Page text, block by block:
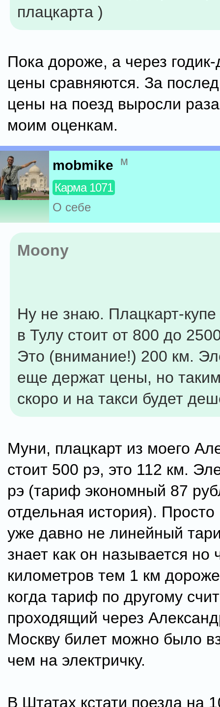
плацкарта )
Пока дороже, а через годик-
цены сравняются. За
цены на поезд выросли
моим оценкам.
mobmike м
Карма 1071
О себе
Moony
Ну не знаю. Плацкарт-
в Тулу стоит от 800 до
Это (внимание!) 200 км.
еще держат цены, но
скоро и на такси будет
Муни, плацкарт из моего
стоит 500 рэ, это 112 км.
рэ (тариф экономный 87
отдельная история). Просто
уже давно не линейный
знает как он называется
километров тем 1 км
когда тариф по другому
проходящий через
Москву билет можно было
чем на электричку.
В Штатах кстати поезда на